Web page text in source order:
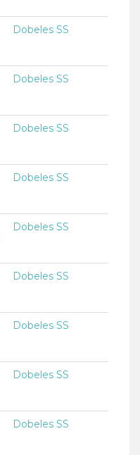
Dobeles SS
Dobeles SS
Dobeles SS
Dobeles SS
Dobeles SS
Dobeles SS
Dobeles SS
Dobeles SS
Dobeles SS